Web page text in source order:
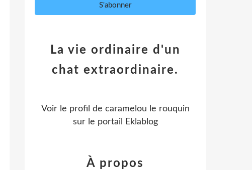
La vie ordinaire d'un
chat extraordinaire.
Voir le profil de caramelou le rouquin
sur le portail Eklablog
À propos